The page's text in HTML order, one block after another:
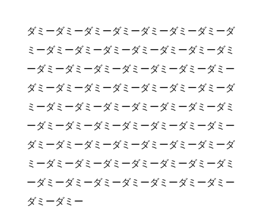
ダミーダミーダミーダミーダミーダミーダミーダ
ミーダミーダミーダミーダミーダミーダミーダミ
ーダミーダミーダミーダミーダミーダミーダミー
ダミーダミーダミーダミーダミーダミーダミーダ
ミーダミーダミーダミーダミーダミーダミーダミ
ーダミーダミーダミーダミーダミーダミーダミー
ダミーダミーダミーダミーダミーダミーダミーダ
ミーダミーダミーダミーダミーダミーダミーダミ
ーダミーダミーダミーダミーダミーダミーダミー
ダミーダミー